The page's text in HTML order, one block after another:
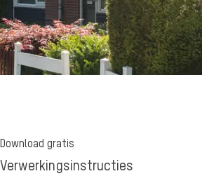
Download gratis
Verwerkingsinstructies